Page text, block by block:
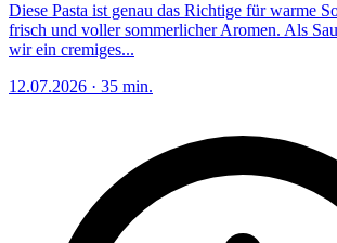
Diese Pasta ist genau das Richtige für warme
frisch und voller sommerlicher Aromen. Als
wir ein cremiges...
12.07.2026 · 35 min.